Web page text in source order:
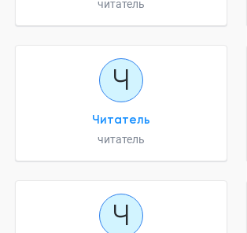
читатель
Ч
Читатель
читатель
Ч